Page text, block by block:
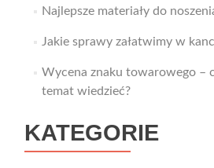
Najlepsze materiały do
Jakie sprawy załatwimy w
Wycena znaku towarowego –
temat wiedzieć?
KATEGORIE